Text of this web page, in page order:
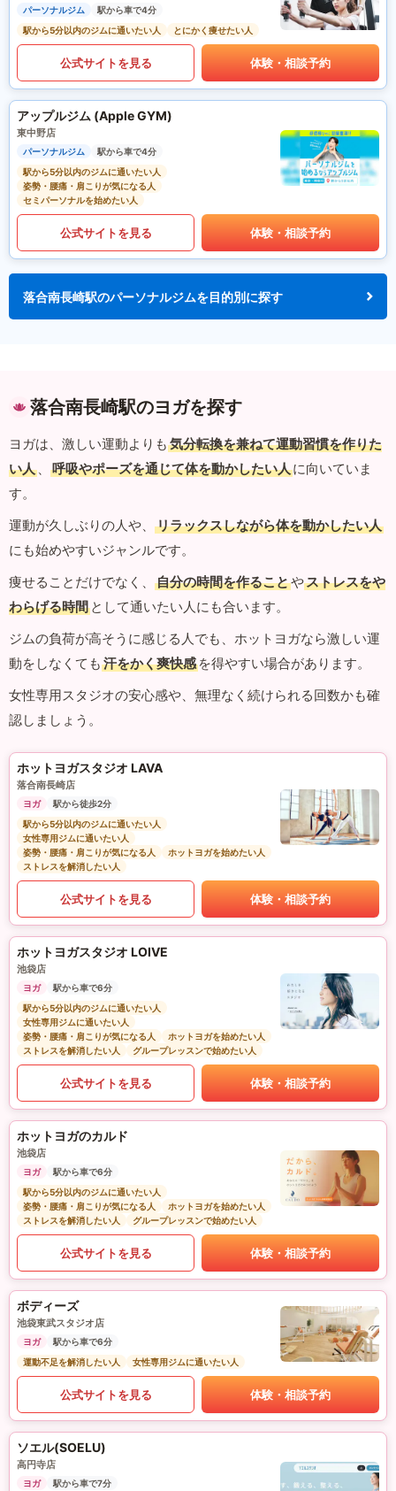
パーソナルジム
駅から車で4分
駅から5分以内のジムに通いたい人
とにかく痩せたい人
公式サイトを見る 体験・相談予約
アップルジム (Apple GYM)
東中野店
パーソナルジム
駅から車で4分
駅から5分以内のジムに通いたい人
姿勢・腰痛・肩こりが気になる人
セミパーソナルを始めたい人
公式サイトを見る 体験・相談予約
落合南長崎駅のパーソナルジムを目的別に探す
落合南長崎駅のヨガを探す
ヨガは、激しい運動よりも 気分転換を兼ねて運動習慣を作りた
い人 、 呼吸やポーズを通じて体を動かしたい人に向いていま
す。
運動が久しぶりの人や、
リラックスしながら体を動かしたい人
にも始めやすいジャンルです。
痩せることだけでなく、
自分の時間を作ることやストレスをや
わらげる時間 として通いたい人にも合います。
ジムの負荷が高そうに感じる人でも、ホットヨガなら激しい運
動をしなくても 汗をかく爽快感 を得やすい場合があります。
女性専用スタジオの安心感や、無理なく続けられる回数かも確
認しましょう。
ホットヨガスタジオ LAVA
落合南長崎店
ヨガ
駅から徒歩2分
駅から5分以内のジムに通いたい人
女性専用ジムに通いたい人
姿勢・腰痛・肩こりが気になる人
ホットヨガを始めたい人
ストレスを解消したい人
公式サイトを見る 体験・相談予約
ホットヨガスタジオ LOIVE
池袋店
ヨガ
駅から車で6分
駅から5分以内のジムに通いたい人
女性専用ジムに通いたい人
姿勢・腰痛・肩こりが気になる人
ホットヨガを始めたい人
ストレスを解消したい人
グループレッスンで始めたい人
公式サイトを見る 体験・相談予約
ホットヨガのカルド
池袋店
ヨガ
駅から車で6分
駅から5分以内のジムに通いたい人
姿勢・腰痛・肩こりが気になる人
ホットヨガを始めたい人
ストレスを解消したい人
グループレッスンで始めたい人
公式サイトを見る 体験・相談予約
ボディーズ
池袋東武スタジオ店
ヨガ
駅から車で6分
運動不足を解消したい人
女性専用ジムに通いたい人
公式サイトを見る 体験・相談予約
ソエル(SOELU)
高円寺店
ヨガ 駅から車で7分